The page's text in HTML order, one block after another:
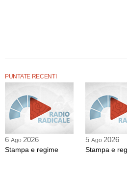
PUNTATE RECENTI
6 Ago 2026
Stampa e regime
5 Ago 2026
Stampa e